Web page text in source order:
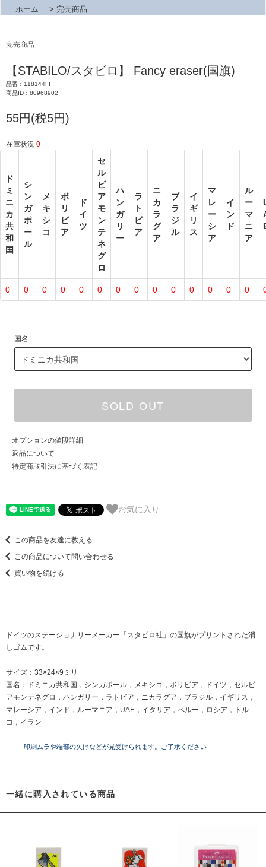
ホーム > 完売商品
完売商品
【STABILO/スタビロ】 Fancy eraser(国旗)
品番：118144FI
商品ID：80968902
55円(税5円)
在庫状況 0
ド
ミ
ニ
カ
共
和
国
シ
ン
ガ
ポ
ー
ル
メ
キ
シ
コ
ボ
リ
ビ
ア
ド
イ
ツ
セ
ル
ビ
ア
モ
ン
テ
ネ
グ
ロ
ハ
ン
ガ
リ
ー
ラ
ト
ビ
ア
ニ
カ
ラ
グ
ア
ブ
ラ
ジ
ル
イ
ギ
リ
ス
マ
レ
ー
シ
ア
イ
ン
ド
ル
ー
マ
ニ
ア
0 0 0 0 0 0 0 0 0 0 0 0 0 0
国名
SOLD OUT
オプションの値段詳細
返品について
特定商取引法に基づく表記
お気に入り
この商品を友達に教える
この商品について問い合わせる
買い物を続ける
ドイツのステーショナリーメーカー「スタビロ社」の国旗がプリントされた消
しゴムです。
サイズ：33×24×9ミリ
国名：ドミニカ共和国，シンガポール，メキシコ，ボリビア，ドイツ，セルビ
アモンテネグロ，ハンガリー，ラトビア，ニカラグア，ブラジル，イギリス，
マレーシア，インド，ルーマニア，UAE，イタリア，ペルー，ロシア，トル
コ，イラン
印刷ムラや端部の欠けなどが見受けられます。ご了承ください
一緒に購入されている商品